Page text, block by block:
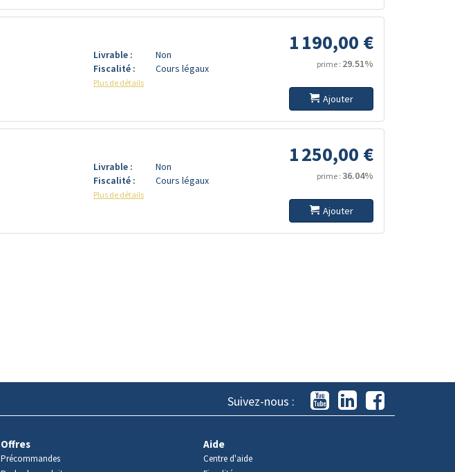
Livrable :
Non
Fiscalité :
Cours légaux
Plus de détails
1 190,00 €
prime : 29.51%
Ajouter
Livrable :
Non
Fiscalité :
Cours légaux
Plus de détails
1 250,00 €
prime : 36.04%
Ajouter
Suivez-nous :
Offres
Précommandes
Aide
Centre d'aide